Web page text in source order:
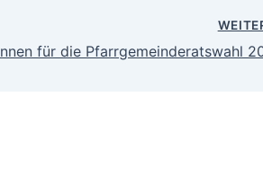
für die Pfarrgemeinderatswahl